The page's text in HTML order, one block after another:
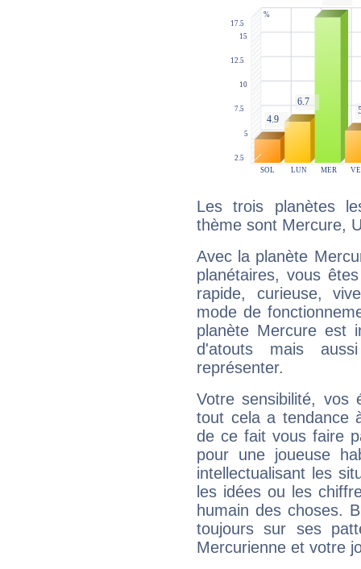
Les trois planètes
thème sont Mercure,
Avec la planète
planétaires, vous
rapide, curieuse,
mode de
planète Mercure est
d'atouts mais
représenter.
Votre sensibilité,
tout cela a tendance
de ce fait vous faire
pour une joueuse
intellectualisant les
les idées ou les
humain des choses.
toujours sur ses
Mercurienne et votre